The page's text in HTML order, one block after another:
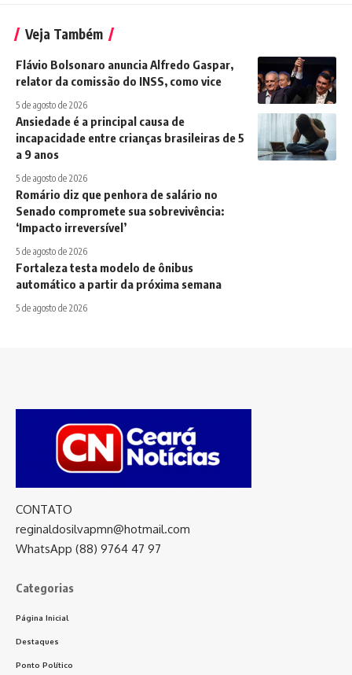
Veja Também
Flávio Bolsonaro anuncia Alfredo Gaspar,
relator da comissão do INSS, como vice
5 de agosto de 2026
Ansiedade é a principal causa de
incapacidade entre crianças brasileiras de 5
a 9 anos
5 de agosto de 2026
Romário diz que penhora de salário no
Senado compromete sua sobrevivência:
‘Impacto irreversível’
5 de agosto de 2026
Fortaleza testa modelo de ônibus
automático a partir da próxima semana
5 de agosto de 2026
CONTATO
reginaldosilvapmn@hotmail.com
WhatsApp (88) 9764 47 97
Categorias
Página Inicial
Destaques
Ponto Político